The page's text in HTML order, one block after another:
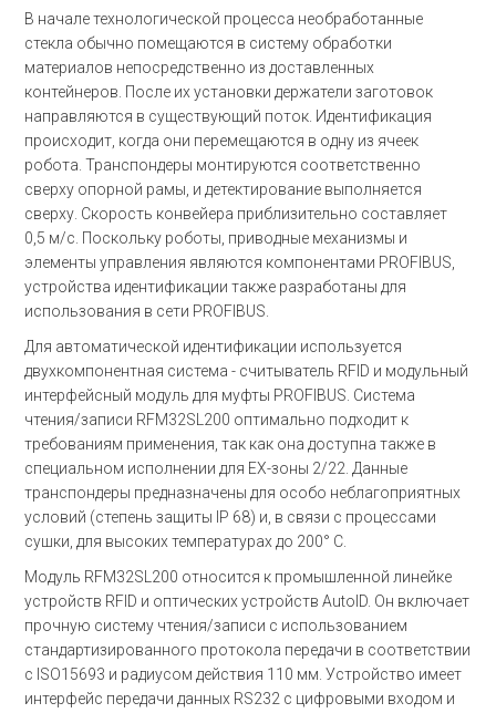
В начале технологической процесса необработанные
стекла обычно помещаются в систему обработки
материалов непосредственно из доставленных
контейнеров. После их установки держатели заготовок
направляются в существующий поток. Идентификация
происходит, когда они перемещаются в одну из ячеек
робота. Транспондеры монтируются соответственно
сверху опорной рамы, и детектирование выполняется
сверху. Скорость конвейера приблизительно составляет
0,5 м/с. Поскольку роботы, приводные механизмы и
элементы управления являются компонентами PROFIBUS,
устройства идентификации также разработаны для
использования в сети PROFIBUS.
Для автоматической идентификации используется
двухкомпонентная система - считыватель RFID и модульный
интерфейсный модуль для муфты PROFIBUS. Система
чтения/записи RFM32SL200 оптимально подходит к
требованиям применения, так как она доступна также в
специальном исполнении для EX-зоны 2/22. Данные
транспондеры предназначены для особо неблагоприятных
условий (степень защиты IP 68) и, в связи с процессами
сушки, для высоких температурах до 200° C.
Модуль RFM32SL200 относится к промышленной линейке
устройств RFID и оптических устройств AutoID. Он включает
прочную систему чтения/записи с использованием
стандартизированного протокола передачи в соответствии
с ISO15693 и радиусом действия 110 мм. Устройство имеет
интерфейс передачи данных RS232 с цифровыми входом и